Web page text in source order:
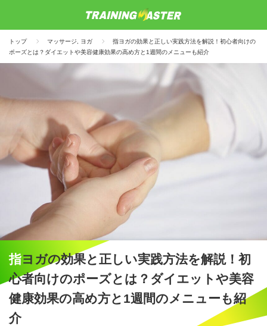
トップ マッサージ ヨガ
指ヨガの効果と正しい実践方法を解説！初心者向けの
ポーズとは？ダイエットや美容健康効果の高め方と1週間のメニューも紹介
指ヨガの効果と正しい実践方法を解説！初
心者向けのポーズとは？ダイエットや美容
健康効果の高め方と1週間のメニューも紹
介